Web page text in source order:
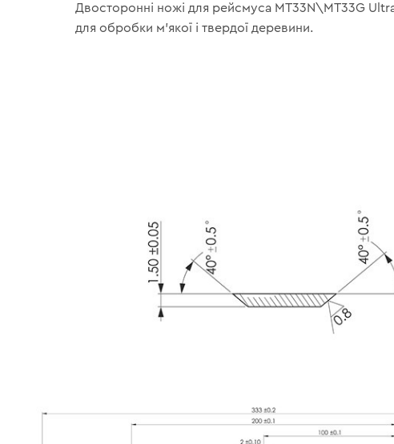
Двосторонні ножі для рейсмуса MT33N\MT33G
для обробки м'якої і твердої деревини.